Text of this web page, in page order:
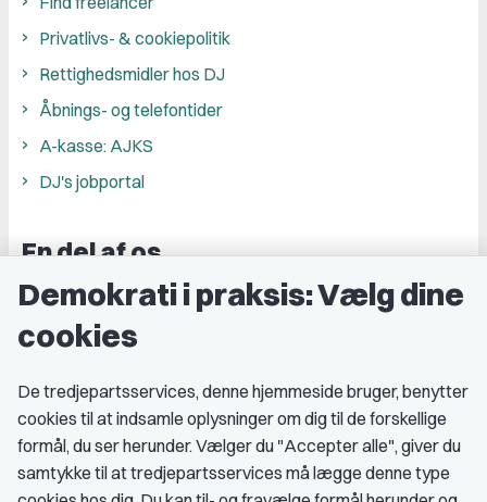
Privatlivs- & cookiepolitik
Rettighedsmidler hos DJ
Åbnings- og telefontider
A-kasse: AJKS
DJ's jobportal
En del af os
Grupper og kredse
Studenterorganisationer
Medlemskab
Fordele som medlem
Demokrati i praksis: Vælg dine
cookies
De tredjepartsservices, denne hjemmeside bruger, benytter
cookies til at indsamle oplysninger om dig til de forskellige
formål, du ser herunder. Vælger du "Accepter alle", giver du
samtykke til at tredjepartsservices må lægge denne type